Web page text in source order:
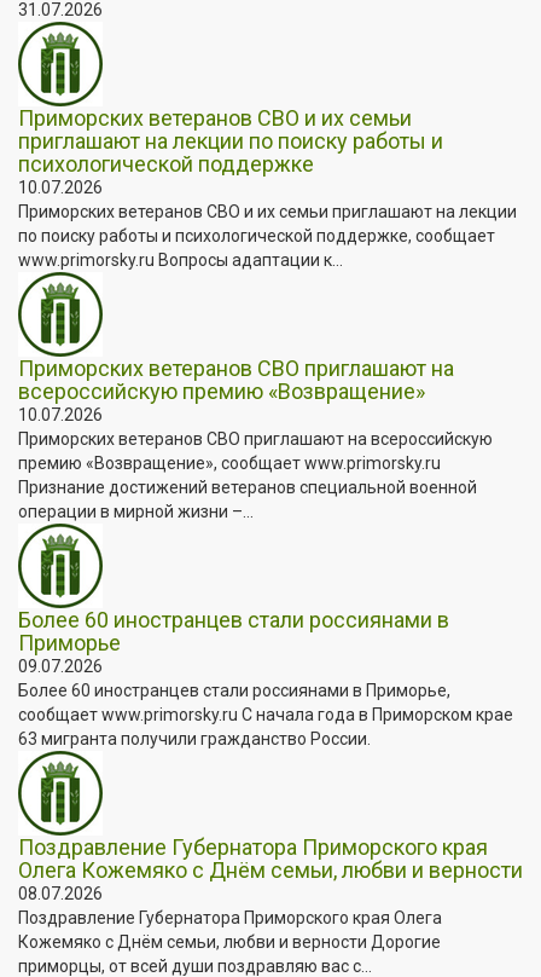
31.07.2026
Приморских ветеранов СВО и их семьи
приглашают на лекции по поиску работы и
психологической поддержке
10.07.2026
Приморских ветеранов СВО и их семьи приглашают на лекции
по поиску работы и психологической поддержке, сообщает
www.primorsky.ru Вопросы адаптации к...
Приморских ветеранов СВО приглашают на
всероссийскую премию «Возвращение»
10.07.2026
Приморских ветеранов СВО приглашают на всероссийскую
премию «Возвращение», сообщает www.primorsky.ru
Признание достижений ветеранов специальной военной
операции в мирной жизни –...
Более 60 иностранцев стали россиянами в
Приморье
09.07.2026
Более 60 иностранцев стали россиянами в Приморье,
сообщает www.primorsky.ru С начала года в Приморском крае
63 мигранта получили гражданство России.
Поздравление Губернатора Приморского края
Олега Кожемяко с Днём семьи, любви и верности
08.07.2026
Поздравление Губернатора Приморского края Олега
Кожемяко с Днём семьи, любви и верности Дорогие
приморцы, от всей души поздравляю вас с...